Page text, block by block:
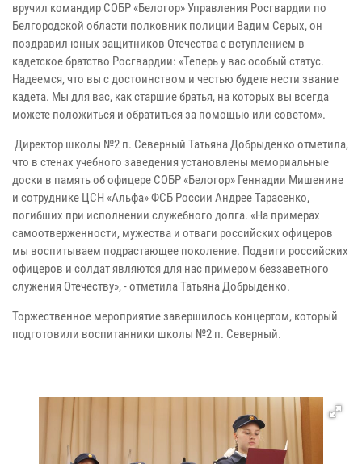
вручил командир СОБР «Белогор» Управления Росгвардии по
Белгородской области полковник полиции Вадим Серых, он
поздравил юных защитников Отечества с вступлением в
кадетское братство Росгвардии: «Теперь у вас особый статус.
Надеемся, что вы с достоинством и честью будете нести звание
кадета. Мы для вас, как старшие братья, на которых вы всегда
можете положиться и обратиться за помощью или советом».
Директор школы №2 п. Северный Татьяна Добрыденко отметила,
что в стенах учебного заведения установлены мемориальные
доски в память об офицере СОБР «Белогор» Геннадии Мишенине
и сотруднике ЦСН «Альфа» ФСБ России Андрее Тарасенко,
погибших при исполнении служебного долга. «На примерах
самоотверженности, мужества и отваги российских офицеров
мы воспитываем подрастающее поколение. Подвиги российских
офицеров и солдат являются для нас примером беззаветного
служения Отечеству», - отметила Татьяна Добрыденко.
Торжественное мероприятие завершилось концертом, который
подготовили воспитанники школы №2 п. Северный.